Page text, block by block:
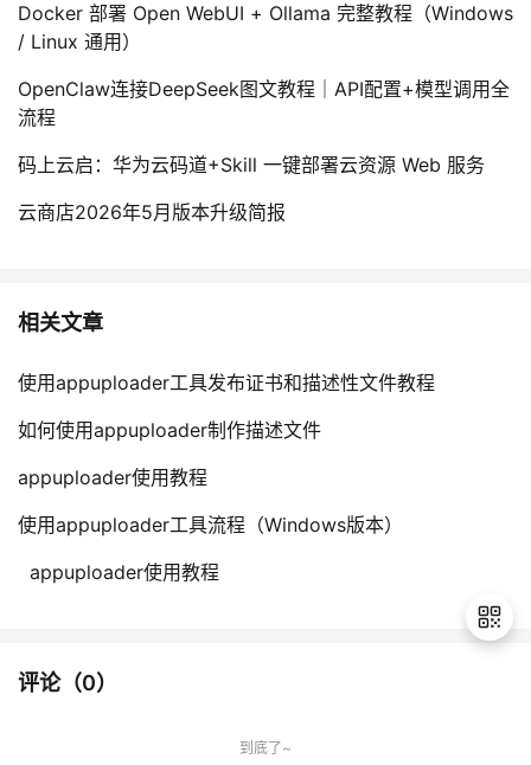
Docker 部署 Open WebUI + Ollama 完整教程（Windows
/ Linux 通用）
OpenClaw连接DeepSeek图文教程｜API配置+模型调用全
流程
码上云启：华为云码道+Skill 一键部署云资源 Web 服务
云商店2026年5月版本升级简报
相关文章
使用appuploader工具发布证书和描述性文件教程
如何使用appuploader制作描述文件​
appuploader使用教程
使用appuploader工具流程（Windows版本）
​ appuploader使用教程
评论（0）
到底了~